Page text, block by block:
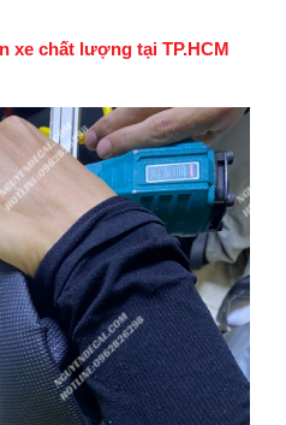
xe chất lượng tại TP.HCM